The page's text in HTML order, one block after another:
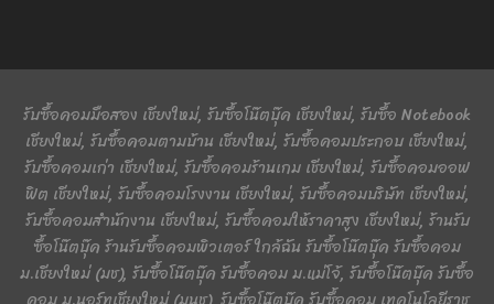
รับซื้อคอมมือสอง เชียงใหม่, รับซื้อโน๊ตบุ๊ค เชียงใหม่, รับซื้อ Notebook
เชียงใหม่, รับซื้อคอมตามบ้าน เชียงใหม่, รับซื้อคอมประกอบ เชียงใหม่,
รับซื้อคอมเก่า เชียงใหม่, รับซื้อคอมร้านเกม เชียงใหม่, รับซื้อคอมออฟ
ฟิต เชียงใหม่, รับซื้อคอมโรงงาน เชียงใหม่, รับซื้อคอมบริษัท เชียงใหม่,
รับซื้อคอมสำนักงาน เชียงใหม่, รับซื้อคอมให้ราคาสูง เชียงใหม่, ร้านรับ
ซื้อโน๊ตบุ๊ค ร้านรับซื้อคอมพิวเตอร์ ใกล้ฉัน รับซื้อโน๊ตบุ๊ค รับซื้อคอม
ม.เชียงใหม่ (มช), รับซื้อโน๊ตบุ๊ค รับซื้อคอม ม.แม่โจ้, รับซื้อโน๊ตบุ๊ค รับซื้อ